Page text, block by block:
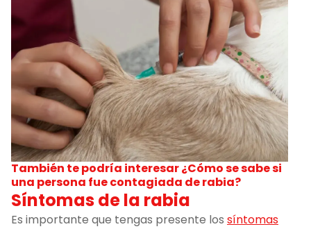
También te podría interesar¿Cómo se sabe si
una persona fue contagiada de rabia?
Síntomas de la rabia
Es importante que tengas presente los síntomas